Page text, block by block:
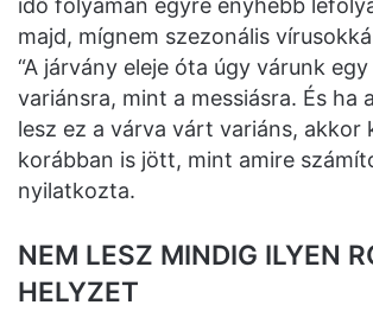
idő folyamán egyre enyhébb
majd, mígnem szezonális
“A járvány eleje óta úgy várunk egy
variánsra, mint a messiásra. És ha
lesz ez a várva várt variáns, akkor
korábban is jött, mint amire
nyilatkozta.
NEM LESZ MINDIG ILYEN
HELYZET